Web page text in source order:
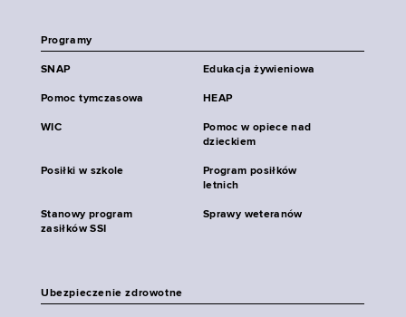
Programy
SNAP Edukacja żywieniowa
Pomoc tymczasowa HEAP
WIC
Pomoc w opiece nad
dzieckiem
Posiłki w szkole
Program posiłków
letnich
Stanowy program
zasiłków SSI
Sprawy weteranów
Ubezpieczenie zdrowotne